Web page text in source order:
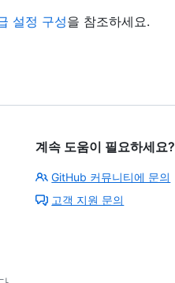
설정 구성을 참조하세요.
계속 도움이 필요하세요?
GitHub 커뮤니티에 문의
고객 지원 문의